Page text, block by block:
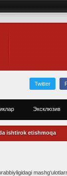
Twitter
Эксклюзив
ishtirok etishmoqa